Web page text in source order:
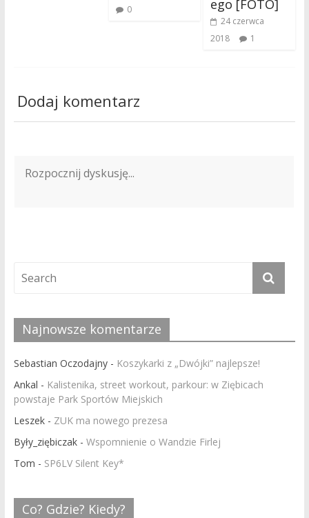
0
ego [FOTO]
24 czerwca
2018
1
Dodaj komentarz
Najnowsze komentarze
Sebastian Oczodajny- Koszykarki z „Dwójki” najlepsze!
Ankal - Kalistenika, street workout, parkour: w Ziębicach
powstaje Park Sportów Miejskich
Leszek- ZUK ma nowego prezesa
Były_ziębiczak- Wspomnienie o Wandzie Firlej
Tom - SP6LV Silent Key*
Co? Gdzie? Kiedy?